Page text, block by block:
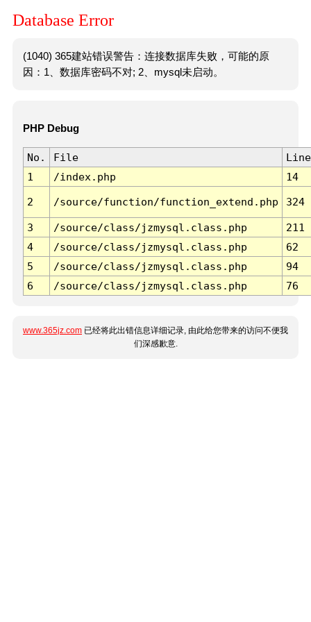
Database Error
(1040) 365建站错误警告：连接数据库失败，可能的原
因：1、数据库密码不对; 2、mysql未启动。
PHP Debug
No. File
Line
1
/index.php 14
2 /source/function/function_extend.php 324
3 /source/class/jzmysql.class.php
211
4
/source/class/jzmysql.class.php
62
5
/source/class/jzmysql.class.php
94
6
/source/class/jzmysql.class.php 76
www.365jz.com 已经将此出错信息详细记录, 由此给您带来的访问不便我
们深感歉意.